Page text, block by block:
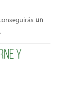
un
.
y